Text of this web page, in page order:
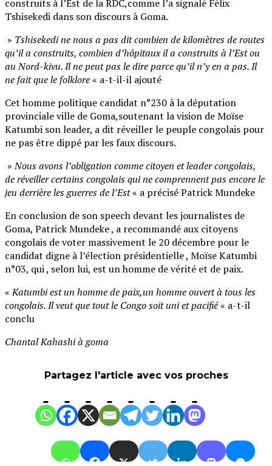
construits à l’Est de la RDC,comme l’a signalé Félix
Tshisekedi dans son discours à Goma.
» Tshisekedi ne nous a pas dit combien de kilomètres de routes
qu’il a construits, combien d’hôpitaux il a construits à l’Est ou
au Nord-kivu. Il ne peut pas le dire parce qu’il n’y en a pas. Il
ne fait que le folklore« a-t-il-il ajouté
Cet homme politique candidat n°230 à la députation
provinciale ville de Goma,soutenant la vision de Moïse
Katumbi son leader, a dit réveiller le peuple congolais pour
ne pas être dippé par les faux discours.
»Nous avons l’obligation comme citoyen et leader congolais,
de réveiller certains congolais qui ne comprennent pas encore le
jeu derrière les guerres de l’Est« a précisé Patrick Mundeke
En conclusion de son speech devant les journalistes de
Goma, Patrick Mundeke , a recommandé aux citoyens
congolais de voter massivement le 20 décembre pour le
candidat digne à l’élection présidentielle , Moïse Katumbi
n°03, qui , selon lui, est un homme de vérité et de paix.
«Katumbi est un homme de paix,un homme ouvert à tous les
congolais. Il veut que tout le Congo soit uni et pacifié« a-t-il
conclu
Chantal Kahashi à goma
Partagez l'article avec vos proches